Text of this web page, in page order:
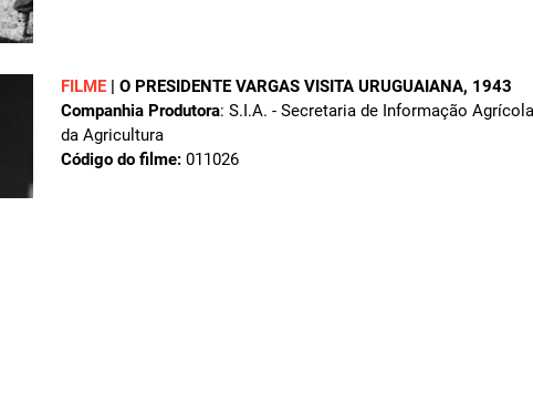
FILME | O PRESIDENTE VARGAS VISITA URUGUAIANA, 1943
Companhia Produtora: S.I.A. - Secretaria de Informação
da Agricultura
Código do filme: 011026